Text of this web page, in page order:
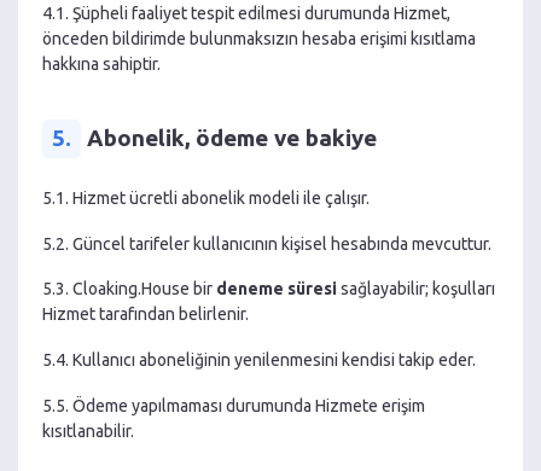
4.1. Şüpheli faaliyet tespit edilmesi durumunda Hizmet,
önceden bildirimde bulunmaksızın hesaba erişimi kısıtlama
hakkına sahiptir.
5. Abonelik, ödeme ve bakiye
5.1. Hizmet ücretli abonelik modeli ile çalışır.
5.2. Güncel tarifeler kullanıcının kişisel hesabında mevcuttur.
5.3. Cloaking.House bir deneme süresisağlayabilir; koşulları
Hizmet tarafından belirlenir.
5.4. Kullanıcı aboneliğinin yenilenmesini kendisi takip eder.
5.5. Ödeme yapılmaması durumunda Hizmete erişim
kısıtlanabilir.